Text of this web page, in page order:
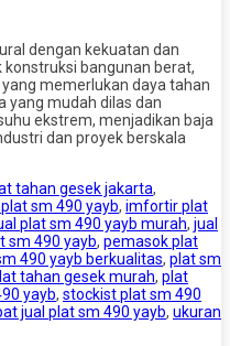
dengan kekuatan dan
konstruksi bangunan berat,
memerlukan daya tahan
yang mudah dilas dan
ekstrem, menjadikan baja
dan proyek berskala
tahan gesek jakarta,
sm 490 yayb, imfortir plat
plat sm 490 yayb murah, jual
sm 490 yayb, pemasok plat
490 yayb berkualitas, plat sm
tahan gesek murah, plat
yayb, stockist plat sm 490
jual plat sm 490 yayb, ukuran